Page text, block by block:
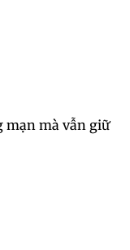
mạn mà vẫn giữ